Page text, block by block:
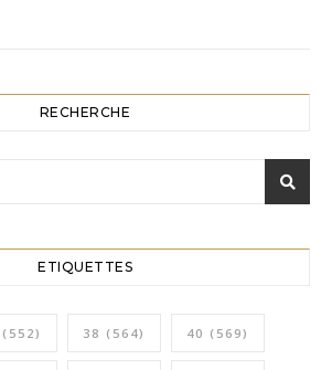
RECHERCHE
ETIQUETTES
(552) 38 (564) 40 (569)